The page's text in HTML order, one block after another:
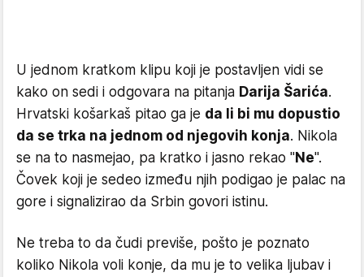
U jednom kratkom klipu koji je postavljen vidi se
kako on sedi i odgovara na pitanja Darija Šarića.
Hrvatski košarkaš pitao ga je da li bi mu dopustio
da se trka na jednom od njegovih konja. Nikola
se na to nasmejao, pa kratko i jasno rekao "Ne".
Čovek koji je sedeo između njih podigao je palac na
gore i signalizirao da Srbin govori istinu.
Ne treba to da čudi previše, pošto je poznato
koliko Nikola voli konje, da mu je to velika ljubav i